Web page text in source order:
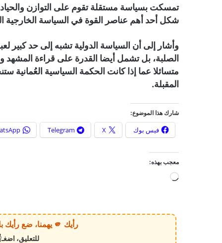
تمسكت بسياسة مستقلة تقوم على التوازن
شكل أحد أهم عناصر القوة في السياسة الخارجية
وأشار إلى أن السياسة الدولية تشبه إلى حد كبير
الصلبة، بل تشمل أيضا القدرة على قراءة المشهد
متسائلا عما إذا كانت الحكمة السياسية
المقبلة.
شارك هذا الموضوع:
فيس بوك X
Telegram
معجب بهذه:
ي
رأيك 🫵 يهمنا، ضع رأيك بالخبر أو الموقع بكل وضوح وصراحة!
للتعليق،